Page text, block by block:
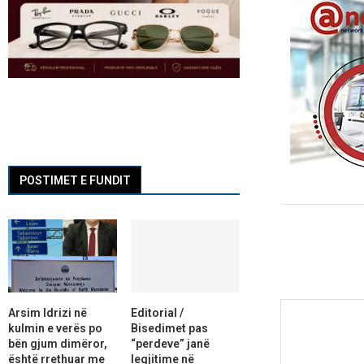
POSTIMET E FUNDIT
Arsim Idrizi në
kulmin e verës po
bën gjum dimëror,
është rrethuar me
Editorial /
Bisedimet pas
“perdeve” janë
legjitime në